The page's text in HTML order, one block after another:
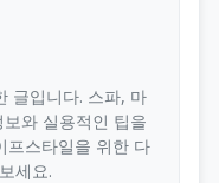
글입니다. 스파, 마
와 실용적인 팁을
프스타일을 위한 다
세요.